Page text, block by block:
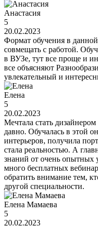
Анастасия
5
20.02.2023
Формат обучения в
совмещать с работой.
в ВУЗе, тут все проще и
все объясняют
увлекательный и
Елена
5
20.02.2023
Мечтала стать
давно. Обучалась в этой
интерьеров, получила
стала реальностью. А
знаний от очень опытных
много бесплатных
обратить внимание тем,
другой специальности.
Елена Мамаева
5
20.02.2023